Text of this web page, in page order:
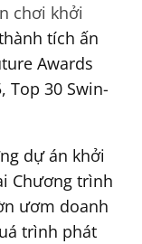
chơi khởi
tích ấn
Awards
Top 30 Swin-
dự án khởi
Chương trình
ươm doanh
trình phát